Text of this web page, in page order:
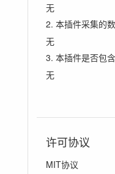
无
2. 本插件采集的
无
3. 本插件是否包
无
许可协议
MIT协议